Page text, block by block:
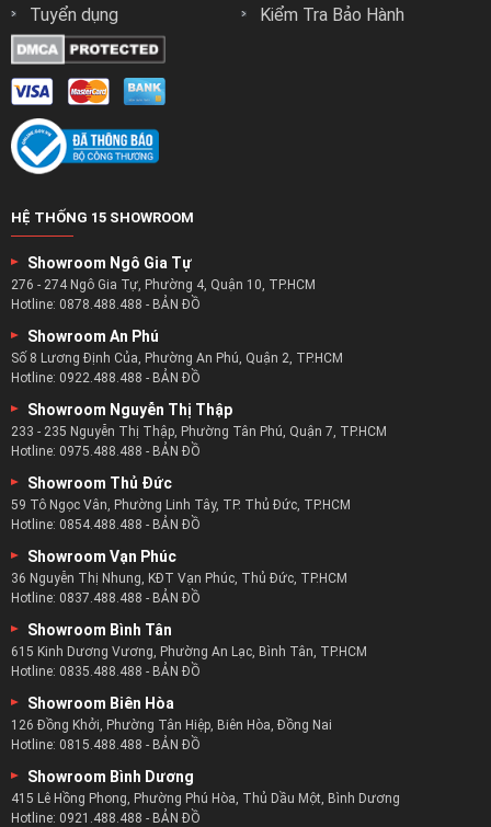
Tuyển dụng
Kiểm Tra Bảo Hành
HỆ THỐNG 15 SHOWROOM
Showroom Ngô Gia Tự
276 - 274 Ngô Gia Tự, Phường 4, Quận 10, TP.HCM
Hotline: 0878.488.488 - BẢN ĐỒ
Showroom An Phú
Số 8 Lương Định Của, Phường An Phú, Quận 2, TP.HCM
Hotline: 0922.488.488 - BẢN ĐỒ
Showroom Nguyễn Thị Thập
233 - 235 Nguyễn Thị Thập, Phường Tân Phú, Quận 7, TP.HCM
Hotline: 0975.488.488 - BẢN ĐỒ
Showroom Thủ Đức
59 Tô Ngọc Vân, Phường Linh Tây, TP. Thủ Đức, TP.HCM
Hotline: 0854.488.488 - BẢN ĐỒ
Showroom Vạn Phúc
36 Nguyễn Thị Nhung, KĐT Vạn Phúc, Thủ Đức, TP.HCM
Hotline: 0837.488.488 - BẢN ĐỒ
Showroom Bình Tân
615 Kinh Dương Vương, Phường An Lạc, Bình Tân, TP.HCM
Hotline: 0835.488.488 - BẢN ĐỒ
Showroom Biên Hòa
126 Đồng Khởi, Phường Tân Hiệp, Biên Hòa, Đồng Nai
Hotline: 0815.488.488 - BẢN ĐỒ
Showroom Bình Dương
415 Lê Hồng Phong, Phường Phú Hòa, Thủ Dầu Một, Bình Dương
Hotline: 0921.488.488 - BẢN ĐỒ